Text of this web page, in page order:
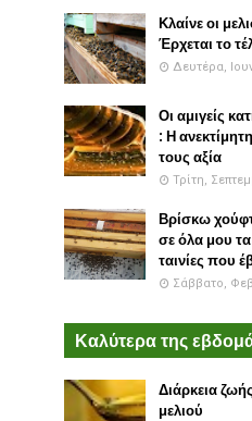
Κλαίνε οι
Έρχεται το
Δευτέρα,
Οι αμιγείς
: Η
τους αξία
Τρίτη,
Βρίσκω
σε όλα μου τα
ταινίες που
Σάββατο,
Καλύτερα της
Διάρκεια
μελιού